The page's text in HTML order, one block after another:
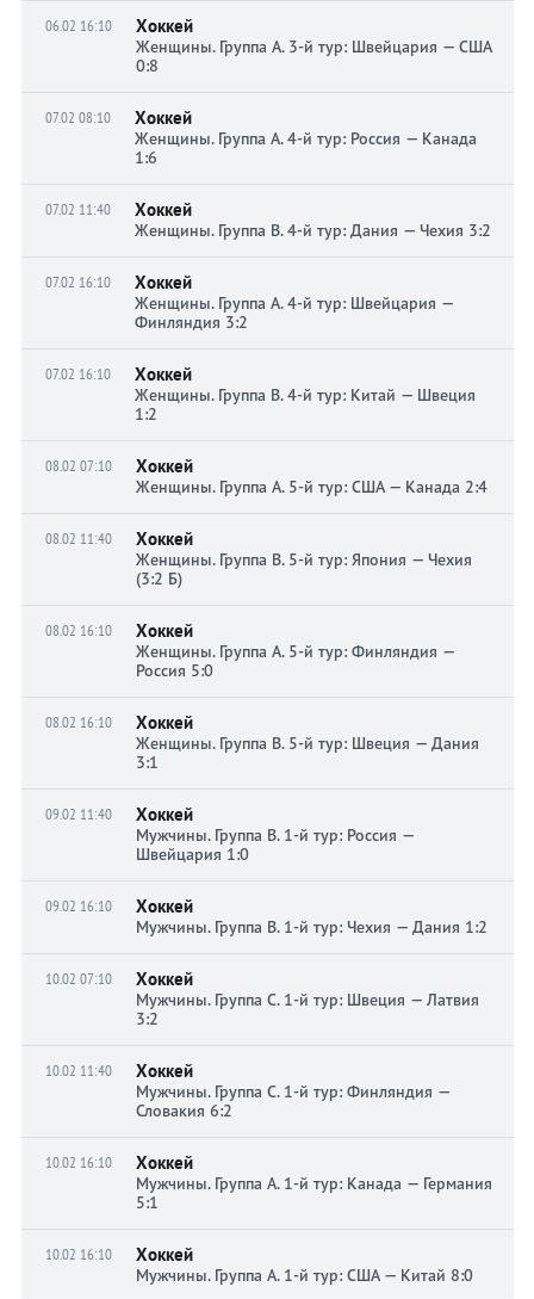
06.02 16:10 Хоккей
Женщины. Группа A. 3-й тур: Швейцария — США
0:8
07.02 08:10 Хоккей
Женщины. Группа A. 4-й тур: Россия — Канада
1:6
07.02 11:40 Хоккей
Женщины. Группа B. 4-й тур: Дания — Чехия 3:2
07.02 16:10 Хоккей
Женщины. Группа A. 4-й тур: Швейцария —
Финляндия 3:2
07.02 16:10 Хоккей
Женщины. Группа B. 4-й тур: Китай — Швеция
1:2
08.02 07:10 Хоккей
Женщины. Группа A. 5-й тур: США — Канада 2:4
08.02 11:40 Хоккей
Женщины. Группа B. 5-й тур: Япония — Чехия
(3:2 Б)
08.02 16:10 Хоккей
Женщины. Группа A. 5-й тур: Финляндия —
Россия 5:0
08.02 16:10 Хоккей
Женщины. Группа B. 5-й тур: Швеция — Дания
3:1
09.02 11:40 Хоккей
Мужчины. Группа B. 1-й тур: Россия —
Швейцария 1:0
09.02 16:10 Хоккей
Мужчины. Группа B. 1-й тур: Чехия — Дания 1:2
10.02 07:10 Хоккей
Мужчины. Группа C. 1-й тур: Швеция — Латвия
3:2
10.02 11:40 Хоккей
Мужчины. Группа C. 1-й тур: Финляндия —
Словакия 6:2
10.02 16:10 Хоккей
Мужчины. Группа A. 1-й тур: Канада — Германия
5:1
10.02 16:10 Хоккей
Мужчины. Группа A. 1-й тур: США — Китай 8:0